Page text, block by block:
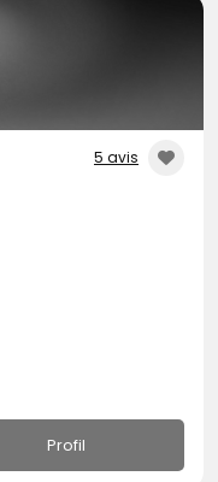
5 avis
Profil